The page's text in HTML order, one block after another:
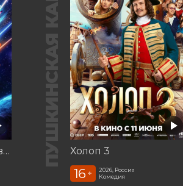
Смешарики сквозь вселенные ПУШКИНСКАЯ КАРТА Холоп 3
16 +
2026, Россия
Комедия